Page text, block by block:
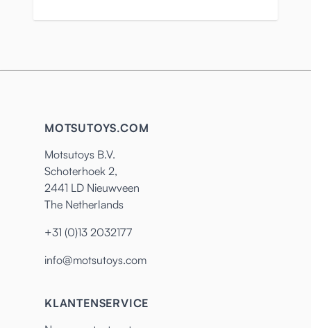
MOTSUTOYS.COM
Motsutoys B.V.
Schoterhoek 2,
2441 LD Nieuwveen
The Netherlands
+31 (0)13 2032177
info@motsutoys.com
KLANTENSERVICE